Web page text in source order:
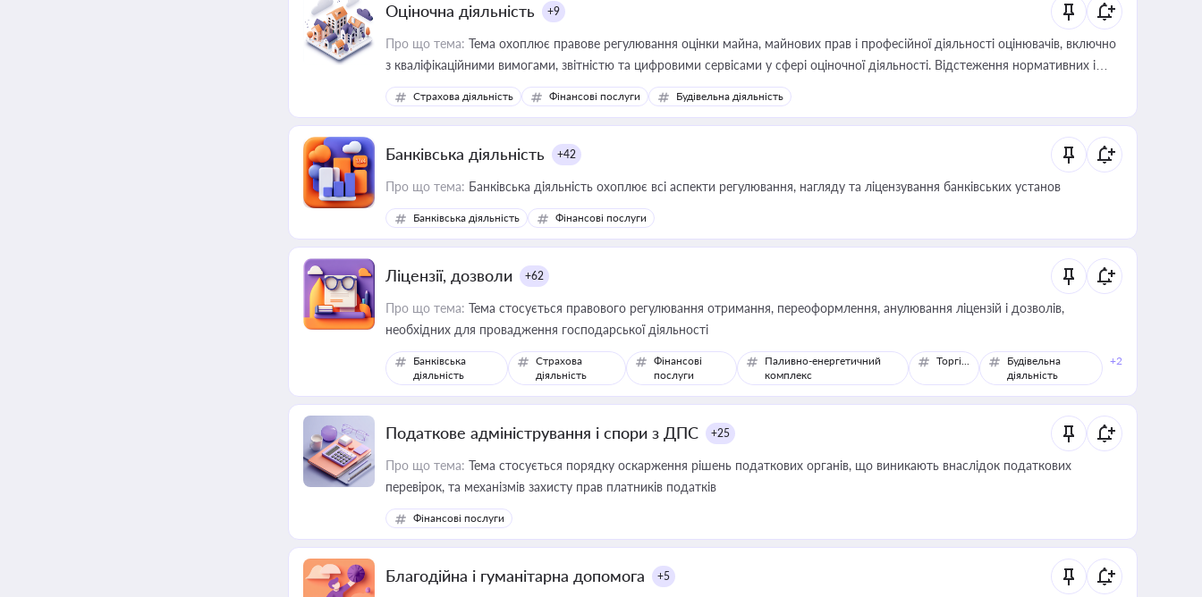
Оціночна діяльність +9
Про що тема: Тема охоплює правове регулювання оцінки майна, майнових прав і професійної діяльності оцінювачів, включно
з кваліфікаційними вимогами, звітністю та цифровими сервісами у сфері оціночної діяльності. Відстеження нормативних і
медійних змін у цій сфері корисне для власника бізнесу, керівника, юриста або бухгалтера під час оподаткування,
приватизації, оренди державного майна, корпоративних угод і перевірки статусу суб'єктів оціночної діяльності
Страхова діяльність Фінансові послуги Будівельна діяльність
Банківська діяльність +42
Про що тема: Банківська діяльність охоплює всі аспекти регулювання, нагляду та ліцензування банківських установ
Банківська діяльність Фінансові послуги
Ліцензії, дозволи +62
Про що тема: Тема стосується правового регулювання отримання, переоформлення, анулювання ліцензій і дозволів,
необхідних для провадження господарської діяльності
Банківська
діяльність
Страхова
діяльність
Фінансові
послуги
Паливно-енергетичний
комплекс
Торгівля
Будівельна
діяльність
+2
Податкове адміністрування і спори з ДПС +25
Про що тема: Тема стосується порядку оскарження рішень податкових органів, що виникають внаслідок податкових
перевірок, та механізмів захисту прав платників податків
Фінансові послуги
Благодійна і гуманітарна допомога +5